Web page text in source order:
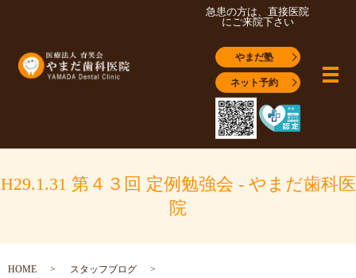
急患の方は、直接医院
にご来院下さい
やまだ塾
ネット予約 メ
H29.1.31 第４３回 定例勉強会 - やまだ歯科医
院
HOME
スタッフブログ